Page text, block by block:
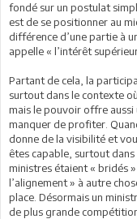
fondé sur un postulat
est de se positionner au
différence d’une partie à
appelle « l’intérêt
Partant de cela, la
surtout dans le contexte
mais le pouvoir offre
manquer de profiter.
donne de la visibilité et
êtes capable, surtout
ministres étaient « bridés
l’alignement » à autre
place. Désormais un
de plus grande